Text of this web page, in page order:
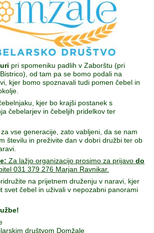
pri spomeniku padlih v Zaborštu (pri
od tam pa se bomo podali na
kjer bomo spoznavali tudi pomen čebel in
kjer bo krajši postanek s
čebelarjev in čebeljih pridelkov ter
vse generacije, zato vabljeni, da se nam
številu in preživite dan v dobri družbi ter ob
Za lažjo organizacijo prosimo za prijavo do
031 379 276 Marjan Ravnikar.
na prijetnem druženju v naravi, kjer
svet čebel in uživali v nepozabni panorami
društvom Domžale